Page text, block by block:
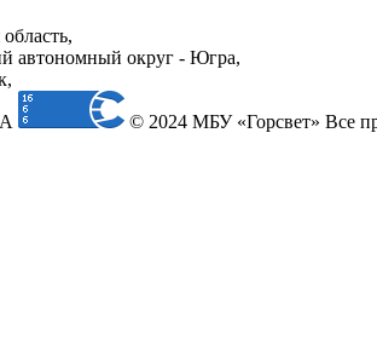
автономный округ - Югра,
© 2024 МБУ «Горсвет» Все